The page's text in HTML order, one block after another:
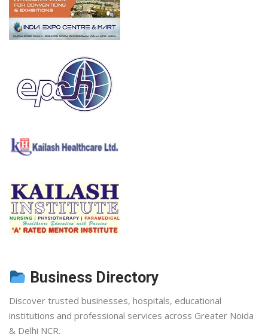
Business Directory
Discover trusted businesses, hospitals, educational
institutions and professional services across Greater Noida
& Delhi NCR.